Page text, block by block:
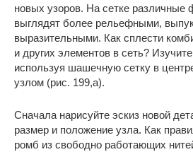
новых узоров. На сетке различные
выглядят более рельефными,
выразительными. Как сплести
и других элементов в сеть?
используя шашечную сетку в
узлом (рис. 199,а).
Сначала нарисуйте эскиз новой
размер и положение узла. Как
ромб из свободно работающих